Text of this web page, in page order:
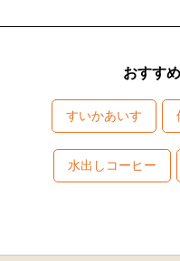
おすす
すいかあいす
水出しコーヒー